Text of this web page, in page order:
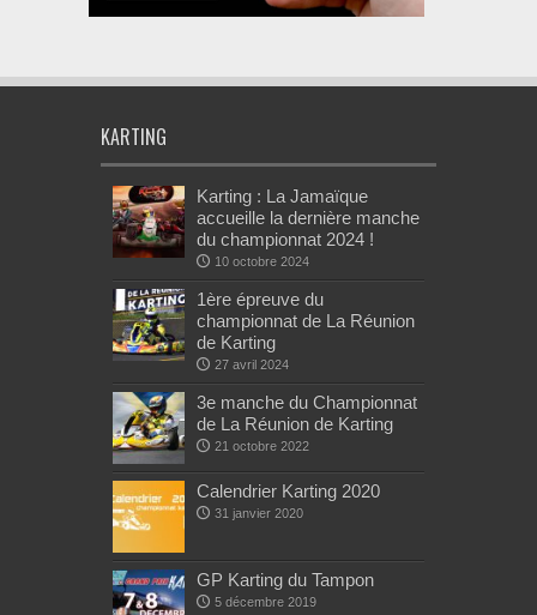
KARTING
Karting : La Jamaïque
accueille la dernière manche
du championnat 2024 !
10 octobre 2024
1ère épreuve du
championnat de La Réunion
de Karting
27 avril 2024
3e manche du Championnat
de La Réunion de Karting
21 octobre 2022
Calendrier Karting 2020
31 janvier 2020
GP Karting du Tampon
5 décembre 2019